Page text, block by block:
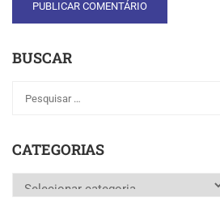
BUSCAR
CATEGORIAS
Categorias